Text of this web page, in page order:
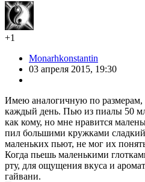
+1
Monarhkonstantin
03 апреля 2015, 19:30
Имею аналогичную по
каждый день. Пью из пиалы 50
как кому, но мне нравится
пил большими кружками
маленьких пьют, не мог их
Когда пьешь маленькими
рту, для ощущения вкуса и
гайвани.